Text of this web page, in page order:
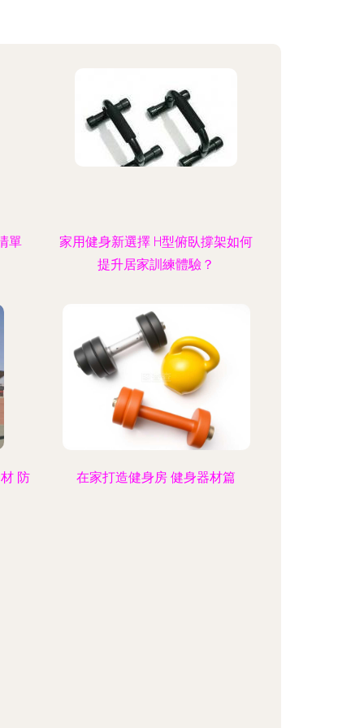
單
家用健身新選擇 H型俯臥撐架如何
提升居家訓練體驗？
防
在家打造健身房 健身器材篇